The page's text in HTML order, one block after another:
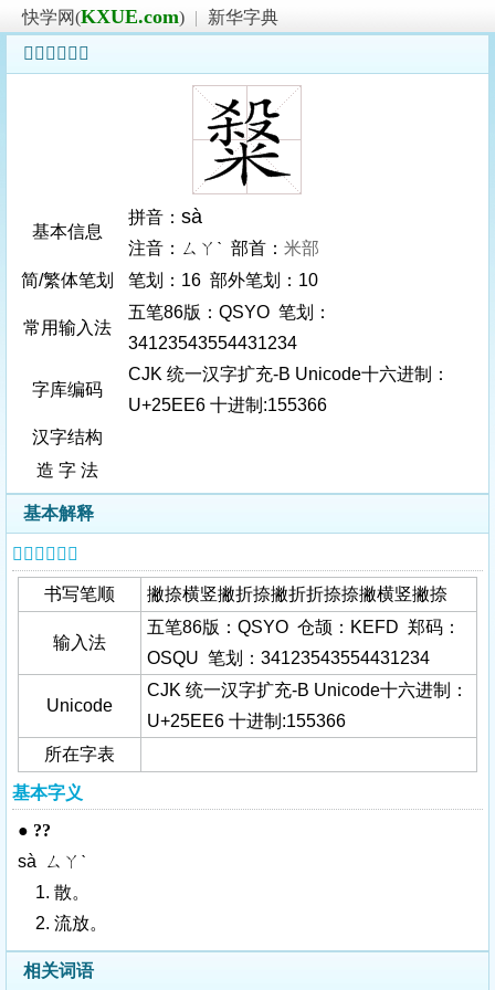
快学网(KXUE.com) |
新华字典
𥻦字基本信息
基本信息
拼音： sà
注音：ㄙㄚˋ 部首： 米部
简/繁体笔划
笔划：16 部外笔划：10
常用输入法
五笔86版：QSYO 笔划：
34123543554431234
字库编码
CJK 统一汉字扩充-B Unicode十六进制：
U+25EE6 十进制:155366
汉字结构
造 字 法
基本解释
𥻦字基本信息
书写笔顺 撇捺横竖撇折捺撇折折捺捺撇横竖撇捺
输入法
五笔86版：QSYO 仓颉：KEFD 郑码：
OSQU 笔划：34123543554431234
Unicode
CJK 统一汉字扩充-B Unicode十六进制：
U+25EE6 十进制:155366
所在字表
基本字义
● ??
sà ㄙㄚˋ
1. 散。
2. 流放。
相关词语